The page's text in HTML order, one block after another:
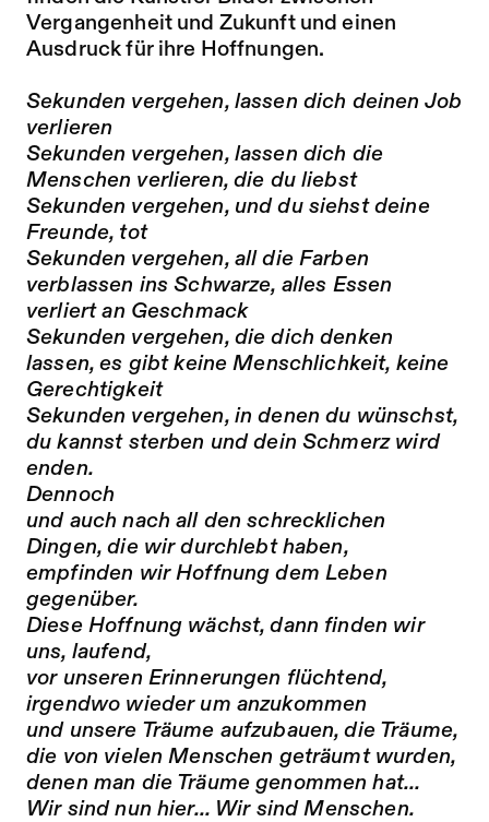
Vergangenheit und Zukunft und einen
Ausdruck für ihre Hoffnungen.
Sekunden vergehen, lassen dich deinen Job
verlieren
Sekunden vergehen, lassen dich die
Menschen verlieren, die du liebst
Sekunden vergehen, und du siehst deine
Freunde, tot
Sekunden vergehen, all die Farben
verblassen ins Schwarze, alles Essen
verliert an Geschmack
Sekunden vergehen, die dich denken
lassen, es gibt keine Menschlichkeit, keine
Gerechtigkeit
Sekunden vergehen, in denen du wünschst,
du kannst sterben und dein Schmerz wird
enden.
Dennoch
und auch nach all den schrecklichen
Dingen, die wir durchlebt haben,
empfinden wir Hoffnung dem Leben
gegenüber.
Diese Hoffnung wächst, dann finden wir
uns, laufend,
vor unseren Erinnerungen flüchtend,
irgendwo wieder um anzukommen
und unsere Träume aufzubauen, die Träume,
die von vielen Menschen geträumt wurden,
denen man die Träume genommen hat...
Wir sind nun hier... Wir sind Menschen.